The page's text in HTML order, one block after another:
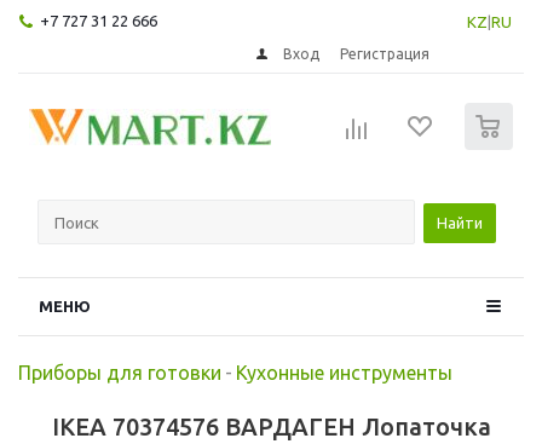
+7 727 31 22 666 KZ RU
Вход Регистрация
Найти
МЕНЮ
Приборы для готовки - Кухонные инструменты
IKEA 70374576 ВАРДАГЕН Лопаточка